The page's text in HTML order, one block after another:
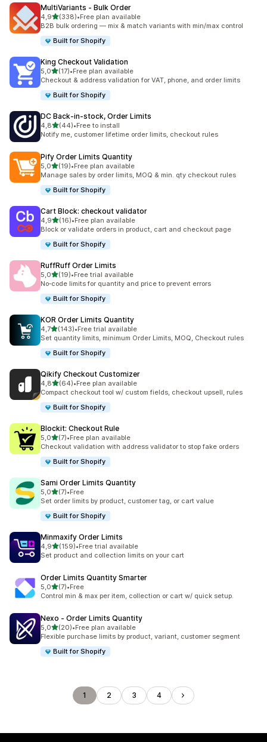
MultiVariants ‑ Bulk Order
4,9/ 5 tähteä
(338)
338 arvostelua yhteensä
•Free plan available
B2B bulk ordering — mix & match variants with min/max control
Built for Shopify
King Checkout Validation
5,0/ 5 tähteä
(17)
17 arvostelua yhteensä
•Free plan available
Checkout & address validation for VAT, phone, and order limits
Built for Shopify
DC Back‑in‑stock, Order Limits
4,8/ 5 tähteä
(44)
44 arvostelua yhteensä
•Free to install
Notify me, customer lifetime order limits, checkout rules
Pify Order Limits Quantity
5,0/ 5 tähteä
(19)
19 arvostelua yhteensä
•Free plan available
Manage sales by order limits, MOQ & min. qty checkout rules
Built for Shopify
Cart Block: checkout validator
4,9/ 5 tähteä
(16)
16 arvostelua yhteensä
•Free plan available
Block or validate orders in product, cart and checkout page
Built for Shopify
RuffRuff Order Limits
5,0/ 5 tähteä
(19)
19 arvostelua yhteensä
•Free trial available
No‑code limits for quantity and price to prevent errors
Built for Shopify
KOR Order Limits Quantity
4,7/ 5 tähteä
(143)
143 arvostelua yhteensä
•Free trial available
Set quantity limits, minimum Order Limits, MOQ, Checkout rules
Built for Shopify
Qikify Checkout Customizer
4,8/ 5 tähteä
(64)
64 arvostelua yhteensä
•Free plan available
Compact checkout tool w/ custom fields, checkout upsell, rules
Built for Shopify
Blockit: Checkout Rule
5,0/ 5 tähteä
(7)
7 arvostelua yhteensä
•Free plan available
Checkout validation with address validator to stop fake orders
Built for Shopify
Sami Order Limits Quantity
5,0/ 5 tähteä
(7)
7 arvostelua yhteensä
•Free
Set order limits by product, customer tag, or cart value
Built for Shopify
Minmaxify Order Limits
4,9/ 5 tähteä
(159)
159 arvostelua yhteensä
•Free trial available
Set product and collection limits on your cart
Order Limits Quantity Smarter
5,0/ 5 tähteä
(7)
7 arvostelua yhteensä
•Free
Control min & max per item, collection or cart w/ quick setup.
Nexo ‑ Order Limits Quantity
5,0/ 5 tähteä
(20)
20 arvostelua yhteensä
•Free plan available
Flexible purchase limits by product, variant, customer segment
Built for Shopify
1 2 3 4